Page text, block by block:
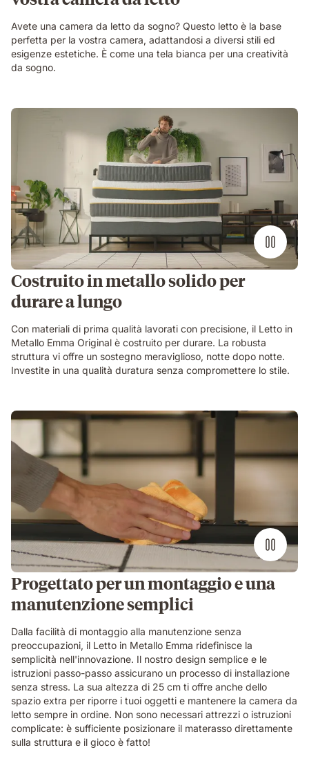
Avete una camera da letto da sogno? Questo letto è la base
perfetta per la vostra camera, adattandosi a diversi stili ed
esigenze estetiche. È come una tela bianca per una creatività
da sogno.
Costruito in metallo solido per
durare a lungo
Con materiali di prima qualità lavorati con precisione, il Letto in
Metallo Emma Original è costruito per durare. La robusta
struttura vi offre un sostegno meraviglioso, notte dopo notte.
Investite in una qualità duratura senza compromettere lo stile.
Progettato per un montaggio e una
manutenzione semplici
Dalla facilità di montaggio alla manutenzione senza
preoccupazioni, il Letto in Metallo Emma ridefinisce la
semplicità nell'innovazione. Il nostro design semplice e le
istruzioni passo-passo assicurano un processo di installazione
senza stress. La sua altezza di 25 cm ti offre anche dello
spazio extra per riporre i tuoi oggetti e mantenere la camera da
letto sempre in ordine. Non sono necessari attrezzi o istruzioni
complicate: è sufficiente posizionare il materasso direttamente
sulla struttura e il gioco è fatto!